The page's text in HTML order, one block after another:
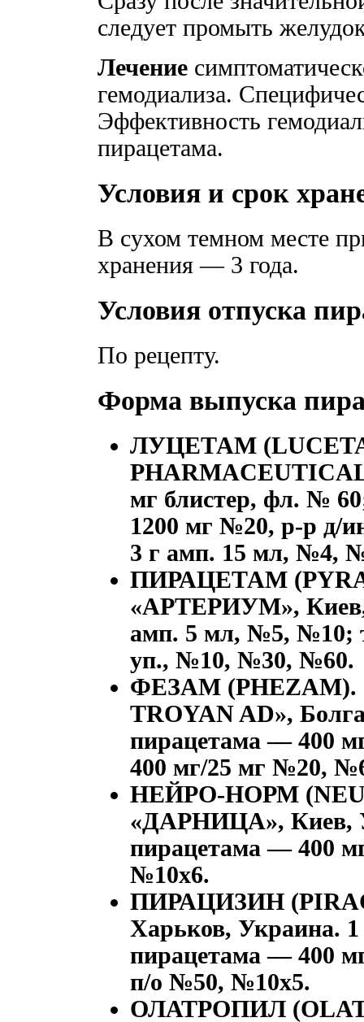
следует промыть
Лечение
гемодиализа.
Эффективность
пирацетама.
Условия и срок
В сухом темном месте
хранения — 3 года.
Условия отпуска
По рецепту.
Форма выпуска
ЛУЦЕТАМ
мг блистер, фл. №
1200 мг №20, р-р д/
3 г амп. 15 мл, №4,
ПИРАЦЕТАМ
«АРТЕРИУМ», Киев,
амп. 5 мл, №5, №10;
уп., №10, №30, №60.
ФЕЗАМ
TROYAN AD»,
пирацетама — 400
400 мг/25 мг №20,
НЕЙРО-НОРМ
«ДАРНИЦА», Киев,
пирацетама — 400
№10x6.
ПИРАЦИЗИН
Харьков, Украина. 1
пирацетама — 400
п/о №50, №10x5.
ОЛАТРОПИЛ